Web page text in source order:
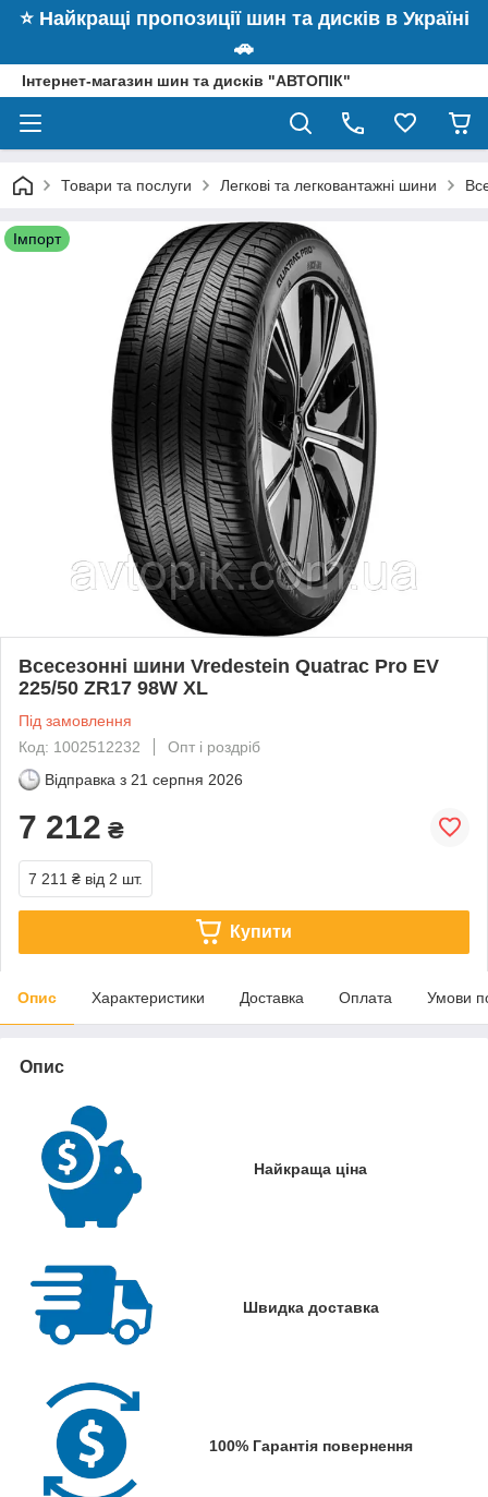
⭐️ Найкращі пропозиції шин та дисків в Україні
🚗
Інтернет-магазин шин та дисків "АВТОПІК"
Товари та послуги Легкові та легковантажні шини
Імпорт
Всесезонні шини Vredestein Quatrac Pro EV
225/50 ZR17 98W XL
Під замовлення
Код: 1002512232
Опт і роздріб
Відправка з 21 серпня 2026
7 212 ₴
7 211 ₴ від 2 шт.
Купити
Опис Характеристики Доставка Оплата Умови
Опис
Найкраща ціна
Швидка доставка
100% Гарантія повернення